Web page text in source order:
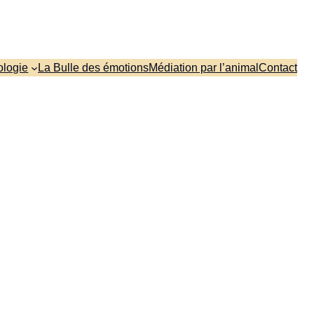
La Bulle des émotionsMédiation par l’animal Contact